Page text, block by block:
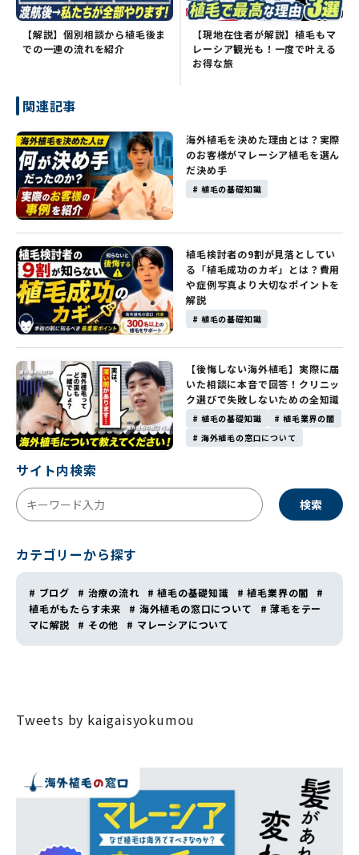
【解説】個別相談から植毛後ま
での一連の流れを紹介
【現地在住者が解説】植毛もマ
レーシア観光も！一度で叶える
お得な旅
関連記事
# 植毛の基礎知識
海外植毛を決めた理由とは？実際
のお客様がマレーシア植毛を選ん
だ決め手
# 植毛の基礎知識
植毛検討者の9割が見落としてい
る「植毛成功のカギ」とは？費用
や症例写真より大切なポイントを
解説
# 植毛の基礎知識
# 植毛業界の闇
# 海外植毛の窓口について
【後悔しない海外植毛】実際に届
いた相談に本音で回答！クリニッ
ク選びで失敗しないための全知識
サイト内検索
検索
カテゴリーから探す
# ブログ # 治療の流れ # 植毛の基礎知識 # 植毛業界の闇
#
植毛がもたらす未来
# 海外植毛の窓口について
# 薄毛をテー
マに解説
# その他 # マレーシアについて
Tweets by kaigaisyokumou